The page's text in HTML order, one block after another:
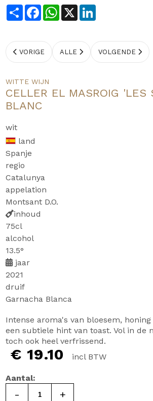
ShareFacebookWhatsApp
X
VORIGE ALLE VOLGENDE
WITTE WIJN
CELLER EL MASROIG 'LES
BLANC
wit
land
Spanje
regio
Catalunya
appelation
Montsant D.O.
inhoud
75cl
alcohol
13.5°
jaar
2021
druif
Garnacha Blanca
Intense aroma's van bloesem,
een subtiele hint van toast. Vol in de
toch ook heel verfrissend.
€ 19.10 incl BTW
Aantal:
- +